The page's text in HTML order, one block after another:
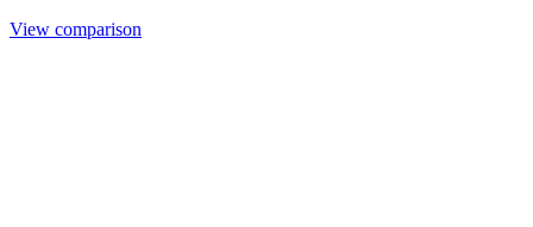
View comparison